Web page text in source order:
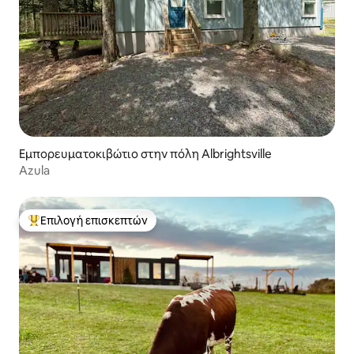
Εμπορευματοκιβώτιο στην πόλη Albrightsville
Azula
Κορυφαία επιλογή επισκεπτών
Επιλογή επισκεπτών